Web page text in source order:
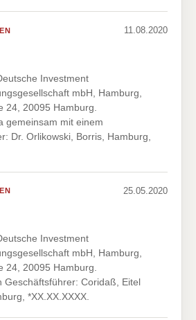
11.08.2020
Investment
mbH, Hamburg,
24, 20095 Hamburg.
gemeinsam mit einem
Dr. Orlikowski, Borris, Hamburg,
25.05.2020
Investment
mbH, Hamburg,
24, 20095 Hamburg.
Geschäftsführer: Coridaß, Eitel
*XX.XX.XXXX.